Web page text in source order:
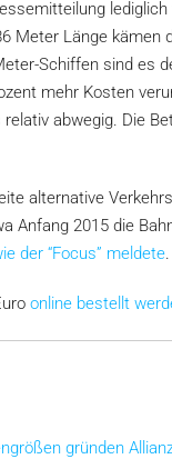
Meter Länge kämen
Schiffen sind es
mehr Kosten
abwegig. Die
alternative
Anfang 2015 die
der “Focus” meldete.
online bestellt
gründen